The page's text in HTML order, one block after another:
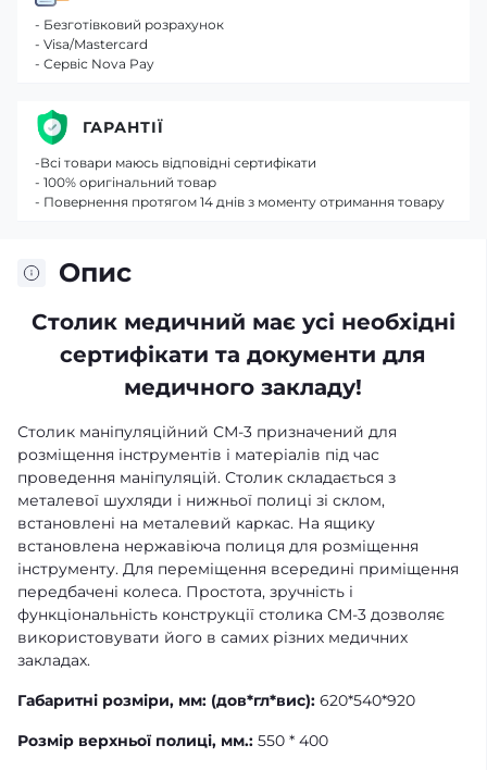
Опис
Столик медичний має усі необхідні
сертифікати та документи для
медичного закладу!
Столик маніпуляційний СМ-3 призначений для
розміщення інструментів і матеріалів під час
проведення маніпуляцій. Столик складається з
металевої шухляди і нижньої полиці зі склом,
встановлені на металевий каркас. На ящику
встановлена нержавіюча полиця для розміщення
інструменту. Для переміщення всередині приміщення
передбачені колеса. Простота, зручність і
функціональність конструкції столика СМ-3 дозволяє
використовувати його в самих різних медичних
закладах.
Габаритні розміри, мм: (дов*гл*вис): 620*540*920
Розмір верхньої полиці, мм.: 550 * 400
- Безготівковий розрахунок
- Visa/Mastercard
- Сервіс Nova Pay
ГАРАНТІЇ
-Всі товари маюсь відповідні сертифікати
- 100% оригінальний товар
- Повернення протягом 14 днів з моменту отримання товару